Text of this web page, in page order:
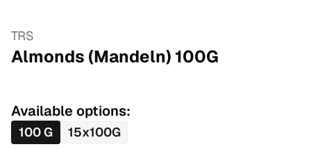
TRS
Almonds (Mandeln)100G
Available options:
100G 15x100G